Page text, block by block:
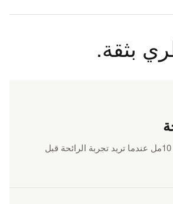
بثقة.
ابدأ من التيسترات 10مل عندما تريد تجربة الرائحة قبل